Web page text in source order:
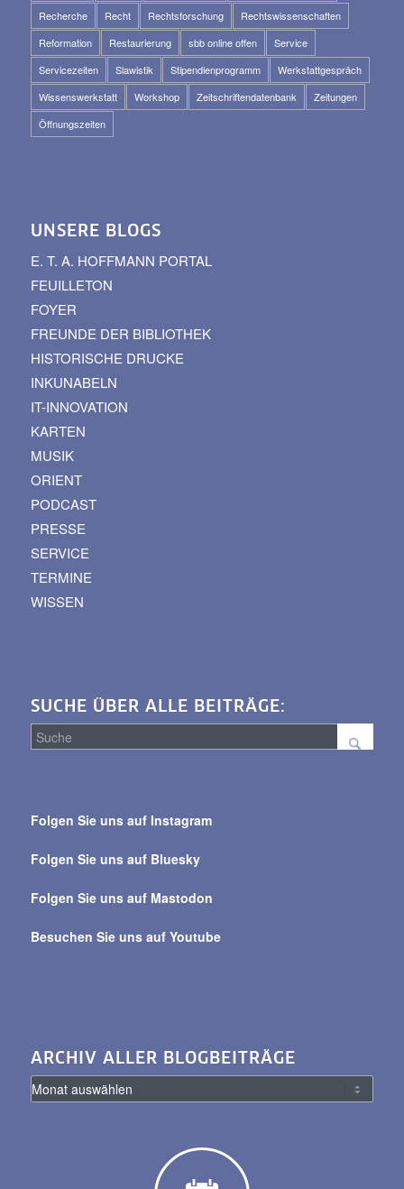
Recherche
Recht Rechtsforschung
Rechtswissenschaften
Reformation
Restaurierung sbb online offen
Service
Servicezeiten
Slawistik Stipendienprogramm
Werkstattgespräch
Wissenswerkstatt
Workshop Zeitschriftendatenbank
Zeitungen
Öffnungszeiten
UNSERE BLOGS
E. T. A. HOFFMANN PORTAL
FEUILLETON
FOYER
FREUNDE DER BIBLIOTHEK
HISTORISCHE DRUCKE
INKUNABELN
IT-INNOVATION
KARTEN
MUSIK
ORIENT
PODCAST
PRESSE
SERVICE
TERMINE
WISSEN
SUCHE ÜBER ALLE BEITRÄGE:
alle
Folgen Sie uns auf Instagram
Folgen Sie uns auf Bluesky
Folgen Sie uns auf Mastodon
Besuchen Sie uns auf Youtube
ARCHIV ALLER BLOGBEITRÄGE